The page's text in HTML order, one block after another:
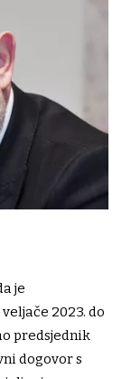
je
2023. do
predsjednik
dogovor s